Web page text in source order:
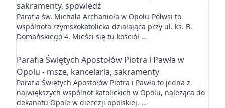
sakramenty, spowiedź
Parafia św. Michała Archanioła w Opolu-Półwsi to
wspólnota rzymskokatolicka działająca przy ul. ks. B.
Domańskiego 4. Mieści się tu kościół …
Parafia Świętych Apostołów Piotra i Pawła w
Opolu - msze, kancelaria, sakramenty
Parafia Świętych Apostołów Piotra i Pawła to jedna z
największych wspólnot katolickich w Opolu, należąca do
dekanatu Opole w diecezji opolskiej. …